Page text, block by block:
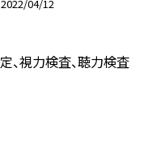
2022/04/12
、視力検査、聴力検査